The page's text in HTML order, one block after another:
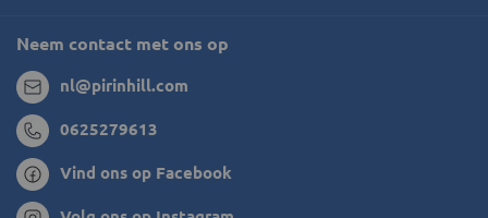
Neem contact met ons op
nl@pirinhill.com
0625279613
Vind ons op Facebook